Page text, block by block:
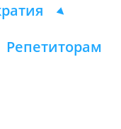
Репетиторам